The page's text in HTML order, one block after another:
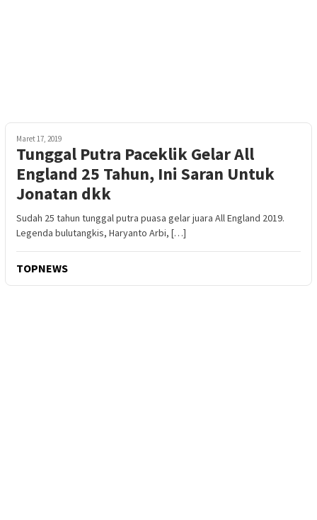
Maret 17, 2019
Tunggal Putra Paceklik Gelar All
England 25 Tahun, Ini Saran Untuk
Jonatan dkk
Sudah 25 tahun tunggal putra puasa gelar juara All England 2019.
Legenda bulutangkis, Haryanto Arbi, […]
TOPNEWS